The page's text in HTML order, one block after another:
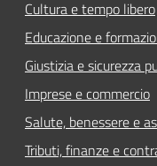
Cultura e tempo libero
Educazione e
Giustizia e sicurezza
Imprese e commercio
Salute, benessere e
Tributi, finanze e